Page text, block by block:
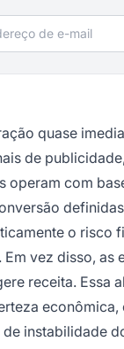
de e-mail
quase
de
com
o risco
vez disso, as
receita. Essa
instabilidade